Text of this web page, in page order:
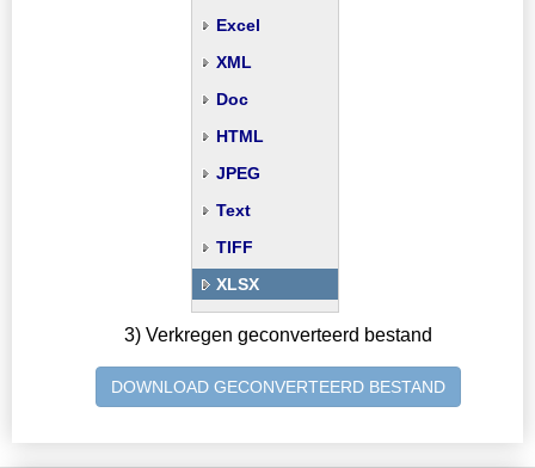
Excel
XML
Doc
HTML
JPEG
Text
TIFF
XLSX
3) Verkregen geconverteerd bestand
DOWNLOAD GECONVERTEERD BESTAND